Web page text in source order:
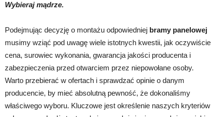
Wybieraj mądrze.
Podejmując decyzję o montażu odpowiedniej bramy panelowej
musimy wziąć pod uwagę wiele istotnych kwestii, jak oczywiście
cena, surowiec wykonania, gwarancja jakości producenta i
zabezpieczenia przed otwarciem przez niepowołane osoby.
Warto przebierać w ofertach i sprawdzać opinie o danym
producencie, by mieć absolutną pewność, że dokonaliśmy
właściwego wyboru. Kluczowe jest określenie naszych kryteriów